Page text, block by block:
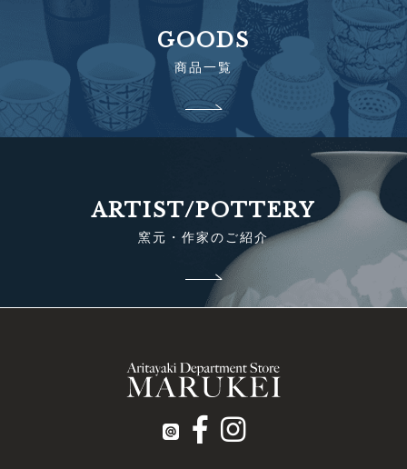
GOODS
商品一覧
ARTIST/POTTERY
窯元・作家のご紹介